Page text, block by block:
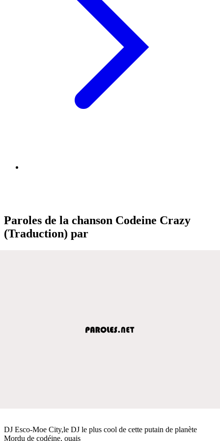
Paroles de la chanson Codeine Crazy
(Traduction) par
DJ Esco-Moe City,le DJ le plus cool de cette putain de planète
Mordu de codéine, ouais